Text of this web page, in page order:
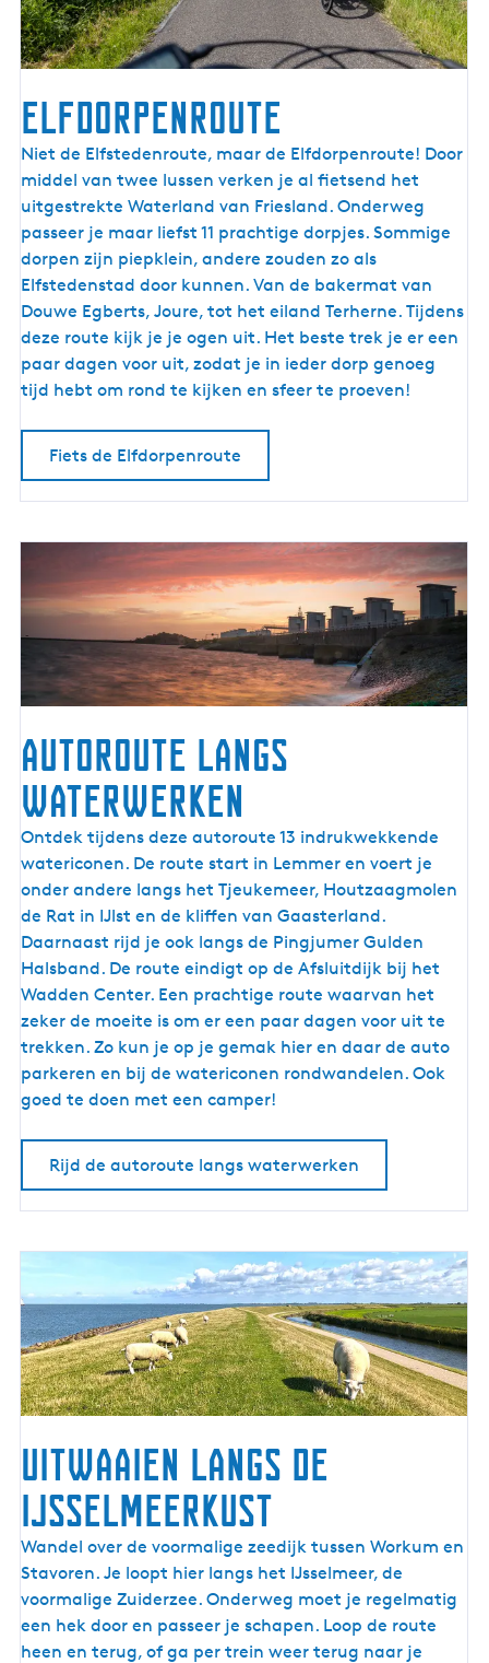
e
r
e
a
Elfdorpenroute
E
l
f
d
o
r
p
e
n
r
Niet de Elfstedenroute, maar de Elfdorpenroute! Door
middel van twee lussen verken je al fietsend het
uitgestrekte Waterland van Friesland. Onderweg
passeer je maar liefst 11 prachtige dorpjes. Sommige
dorpen zijn piepklein, andere zouden zo als
Elfstedenstad door kunnen. Van de bakermat van
Douwe Egberts, Joure, tot het eiland Terherne. Tijdens
deze route kijk je je ogen uit. Het beste trek je er een
paar dagen voor uit, zodat je in ieder dorp genoeg
tijd hebt om rond te kijken en sfeer te proeven!
Fiets de Elfdorpenroute
Autoroute langs
waterwerken
A
u
t
o
r
o
u
t
e
l
a
t
r
w
e
r
k
Ontdek tijdens deze autoroute 13 indrukwekkende
watericonen. De route start in Lemmer en voert je
onder andere langs het Tjeukemeer, Houtzaagmolen
de Rat in IJlst en de kliffen van Gaasterland.
Daarnaast rijd je ook langs de Pingjumer Gulden
Halsband. De route eindigt op de Afsluitdijk bij het
Wadden Center. Een prachtige route waarvan het
zeker de moeite is om er een paar dagen voor uit te
trekken. Zo kun je op je gemak hier en daar de auto
parkeren en bij de watericonen rondwandelen. Ook
goed te doen met een camper!
Rijd de autoroute langs waterwerken
Uitwaaien langs de
IJsselmeerkust
U
i
t
w
a
Wandel over de voormalige zeedijk tussen Workum en
Stavoren. Je loopt hier langs het IJsselmeer, de
voormalige Zuiderzee. Onderweg moet je regelmatig
een hek door en passeer je schapen. Loop de route
heen en terug, of ga per trein weer terug naar je